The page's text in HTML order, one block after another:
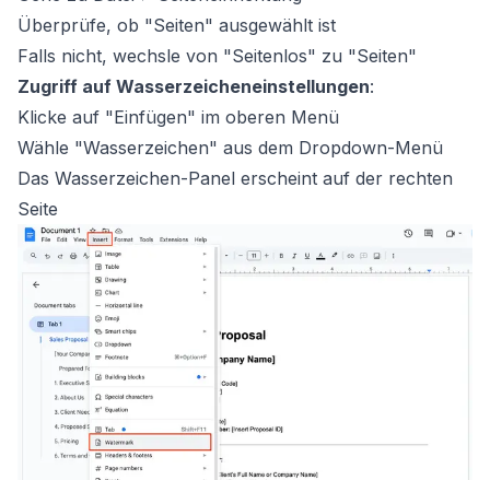
Überprüfe, ob "Seiten" ausgewählt ist
Falls nicht, wechsle von "Seitenlos" zu "Seiten"
Zugriff auf Wasserzeicheneinstellungen:
Klicke auf "Einfügen" im oberen Menü
Wähle "Wasserzeichen" aus dem Dropdown-Menü
Das Wasserzeichen-Panel erscheint auf der rechten
Seite